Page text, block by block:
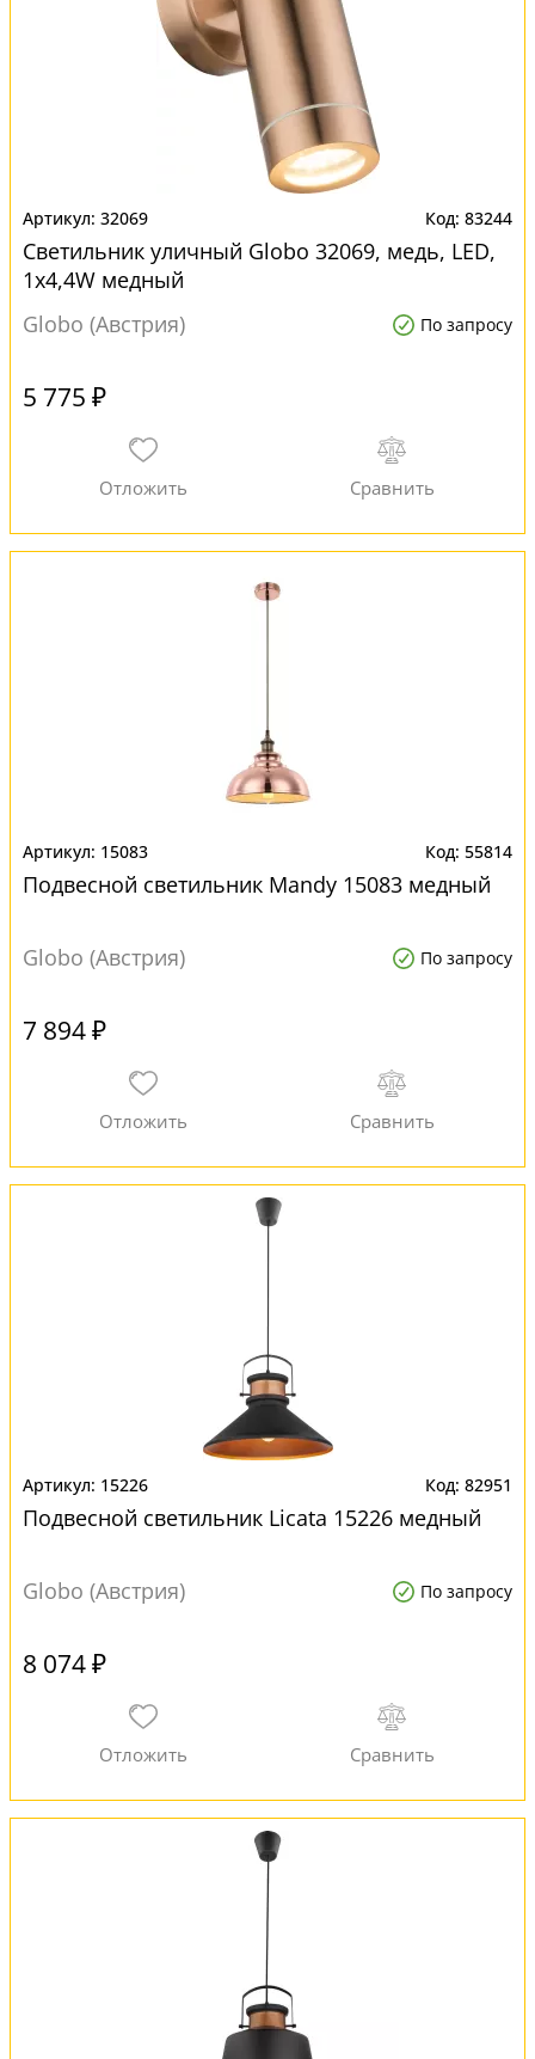
32069 83244
Светильник уличный Globo 32069, медь, LED,
1x4,4W медный
Globo (Австрия)
По запросу
5 775 ₽
15083 55814
Подвесной светильник Mandy 15083 медный
Globo (Австрия) По запросу
7 894 ₽
15226 82951
Подвесной светильник Licata 15226 медный
Globo (Австрия) По запросу
8 074 ₽